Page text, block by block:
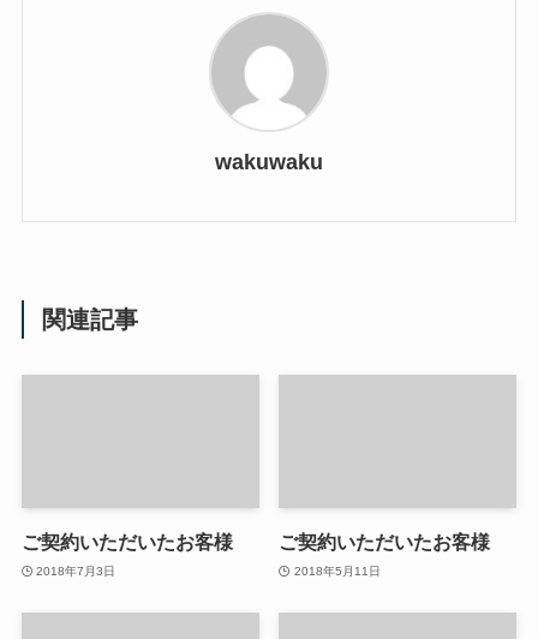
wakuwaku
関連記事
ご契約いただいたお客様
2018年7月3日
ご契約いただいたお客様
2018年5月11日